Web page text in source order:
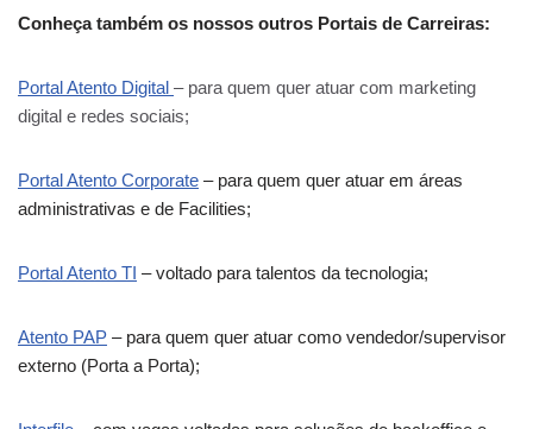
Conheça também os nossos outros Portais de Carreiras:
Portal Atento Digital – para quem quer atuar com marketing
digital e redes sociais;
Portal Atento Corporate – para quem quer atuar em áreas
administrativas e de Facilities;
Portal Atento TI – voltado para talentos da tecnologia;
Atento PAP – para quem quer atuar como vendedor/supervisor
externo (Porta a Porta);